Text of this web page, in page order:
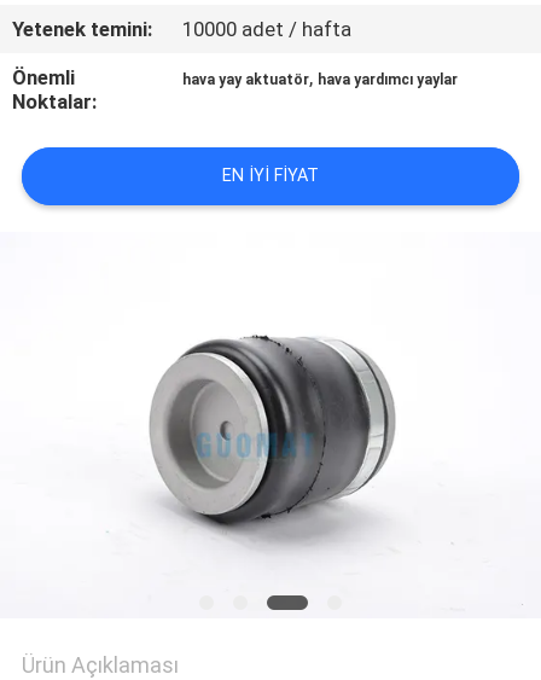
BIR
TEKLIF
SITE
Yetenek temini:
10000 adet / hafta
Önemli
Noktalar:
hava yay aktuatör, hava yardımcı yaylar
EN IYI FIYAT
Ürün Açıklaması